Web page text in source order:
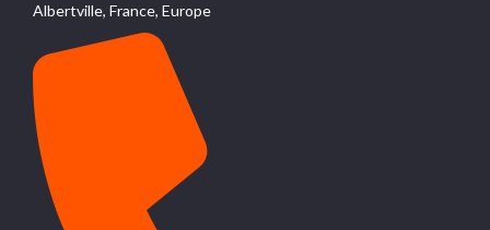
Albertville, France, Europe